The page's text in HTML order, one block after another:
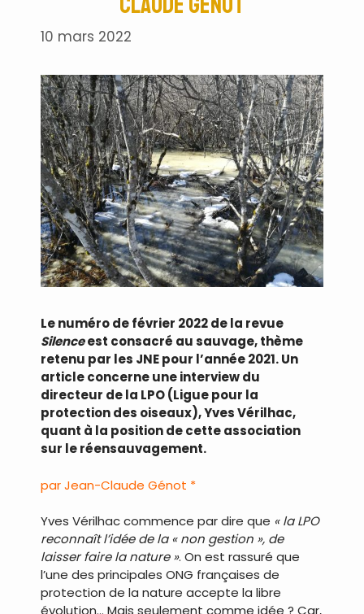
10 mars 2022
Le numéro de février 2022 de la revue
Silenceest consacré au sauvage, thème
retenu par les JNE pour l’année 2021. Un
article concerne une interview du
directeur de la LPO (Ligue pour la
protection des oiseaux), Yves Vérilhac,
quant à la position de cette association
sur le réensauvagement.
par Jean-Claude Génot *
Yves Vérilhac commence par dire que « la LPO
reconnaît l’idée de la « non gestion », de
laisser faire la nature ». On est rassuré que
l’une des principales ONG françaises de
protection de la nature accepte la libre
évolution… Mais seulement comme idée ? Car,